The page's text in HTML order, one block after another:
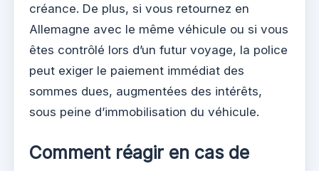
créance. De plus, si vous retournez en
Allemagne avec le même véhicule ou si vous
êtes contrôlé lors d’un futur voyage, la police
peut exiger le paiement immédiat des
sommes dues, augmentées des intérêts,
sous peine d’immobilisation du véhicule.
Comment réagir en cas de